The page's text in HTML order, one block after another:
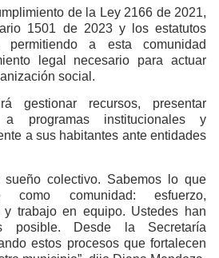
de la Ley 2166 de 2021,
1501 de 2023 y los estatutos
permitiendo a esta comunidad
legal necesario para actuar
social.
gestionar recursos, presentar
a programas institucionales y
a sus habitantes ante entidades
colectivo. Sabemos lo que
como comunidad: esfuerzo,
y trabajo en equipo. Ustedes han
posible. Desde la Secretaría
estos procesos que fortalecen